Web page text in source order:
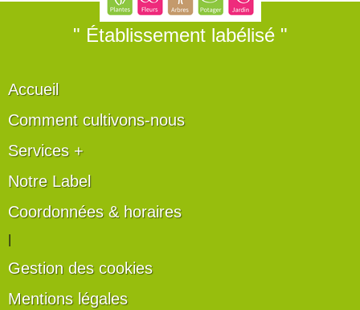
" Établissement labélisé "
Accueil
Comment cultivons-nous
Services +
Notre Label
Coordonnées & horaires
Gestion des cookies
Mentions légales